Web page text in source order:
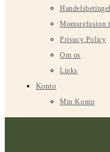
Momsrefusion
Privacy Policy
Om os
Links
Konto
Min Konto